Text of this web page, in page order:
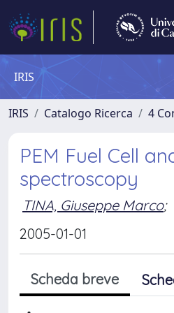
IRIS
IRIS Catalogo Ricerca 4
PEM Fuel Cell
spectroscopy
TINA, Giuseppe Marco;
2005-01-01
Scheda breve